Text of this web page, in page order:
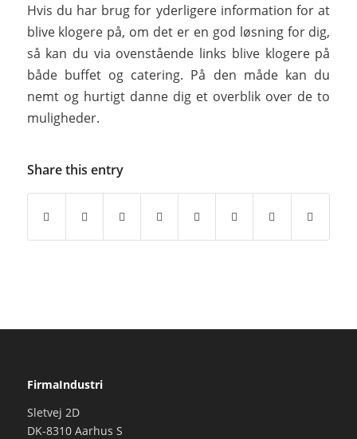
Hvis du har brug for yderligere information for at
blive klogere på, om det er en god løsning for dig,
så kan du via ovenstående links blive klogere på
både buffet og catering. På den måde kan du
nemt og hurtigt danne dig et overblik over de to
muligheder.
Share this entry
FirmaIndustri
Sletvej 2D
DK-8310 Aarhus S